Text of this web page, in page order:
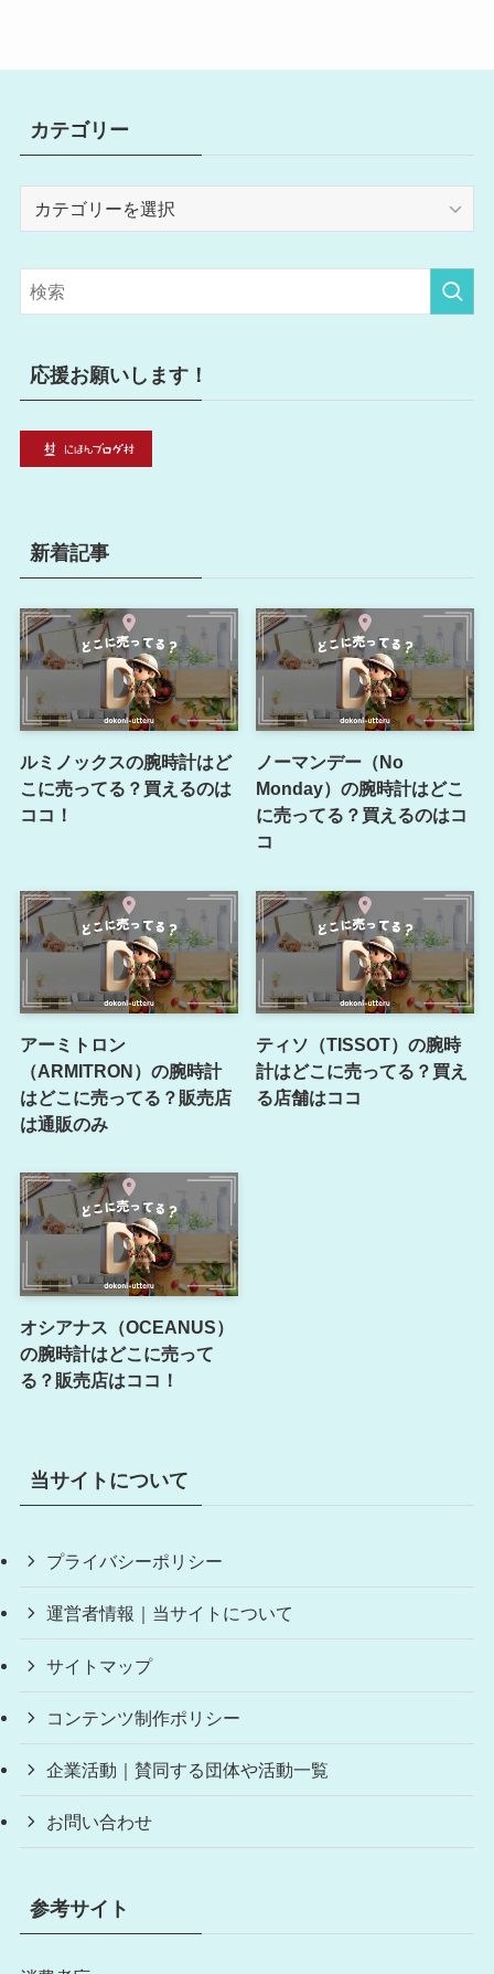
カテゴリー
リ
応援お願いします！
新着記事
ルミノックスの腕時計はど
こに売ってる？買えるのは
ココ！
ノーマンデー（No
Monday）の腕時計はどこ
に売ってる？買えるのはコ
コ
アーミトロン
（ARMITRON）の腕時計
はどこに売ってる？販売店
は通販のみ
ティソ（TISSOT）の腕時
計はどこに売ってる？買え
る店舗はココ
オシアナス（OCEANUS）
の腕時計はどこに売って
る？販売店はココ！
当サイトについて
プライバシーポリシー
運営者情報｜当サイトについて
サイトマップ
コンテンツ制作ポリシー
企業活動｜賛同する団体や活動一覧
お問い合わせ
参考サイト